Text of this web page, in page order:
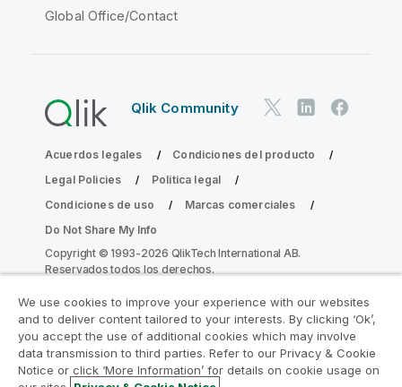
Global Office/Contact
Qlik Community
Acuerdos legales
Condiciones del producto
Legal Policies
Política legal
Condiciones de uso
Marcas comerciales
Do Not Share My Info
Copyright © 1993-2026 QlikTech International AB.
Reservados todos los derechos.
Únase al Programa de modernización de
la analítica
We use cookies to improve your experience with our websites
and to deliver content tailored to your interests. By clicking ‘Ok’,
you accept the use of additional cookies which may involve
data transmission to third parties. Refer to our Privacy & Cookie
Notice or click ‘More Information’ for details on cookie usage on